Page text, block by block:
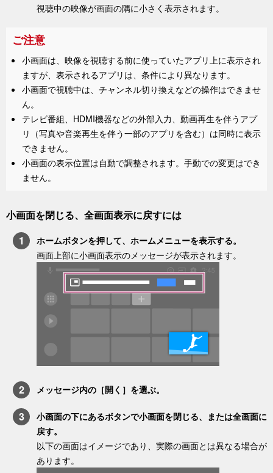
視聴中の映像が画面の隅に小さく表示されます。
ご注意
小画面は、映像を視聴する前に使っていたアプリ上に表示され
ますが、表示されるアプリは、条件により異なります。
小画面で視聴中は、チャンネル切り換えなどの操作はできませ
ん。
テレビ番組、HDMI機器などの外部入力、動画再生を伴うアプ
リ（写真や音楽再生を伴う一部のアプリを含む）は同時に表示
できません。
小画面の表示位置は自動で調整されます。手動での変更はでき
ません。
小画面を閉じる、全画面表示に戻すには
ホームボタンを押して、ホームメニューを表示する。
画面上部に小画面表示のメッセージが表示されます。
メッセージ内の［開く ］を選ぶ。
小画面の下にあるボタンで小画面を閉じる、または全画面に
戻す。
以下の画面はイメージであり、実際の画面とは異なる場合が
あります。